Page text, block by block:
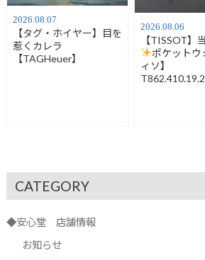
2026.08.07
【タグ・ホイヤー】目を
惹くカレラ
【TAGHeuer】
2026.08.06
【TISSOT】
ポケットウ
ィソ】
CATEGORY
◆安心堂 店舗情報
お知らせ